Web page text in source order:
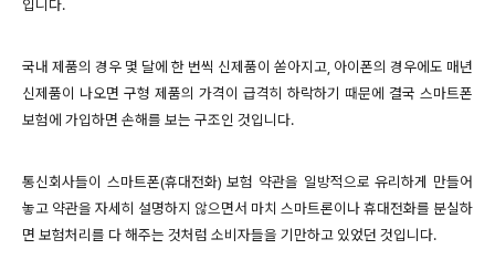
입니다.
국내 제품의 경우 몇 달에 한 번씩 신제품이 쏟아지고, 아이폰의 경우에도 매년
신제품이 나오면 구형 제품의 가격이 급격히 하락하기 때문에 결국 스마트폰
보험에 가입하면 손해를 보는 구조인 것입니다.
통신회사들이 스마트폰(휴대전화) 보험 약관을 일방적으로 유리하게 만들어
놓고 약관을 자세히 설명하지 않으면서 마치 스마트론이나 휴대전화를 분실하
면 보험처리를 다 해주는 것처럼 소비자들을 기만하고 있었던 것입니다.